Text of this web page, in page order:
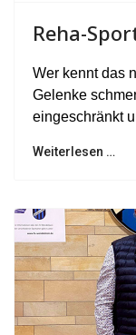
Reha-
Wer kennt das
Gelenke
eingeschränkt
Weiterlesen …